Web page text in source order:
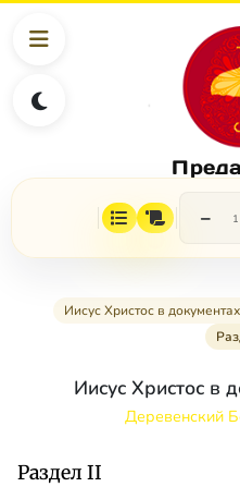
−
Иисус Христос в
Иисус Христос в
Деревенский
Раздел II